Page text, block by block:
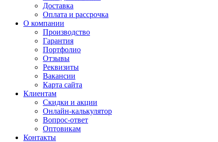
Доставка
Оплата и рассрочка
О компании
Производство
Гарантия
Портфолио
Отзывы
Реквизиты
Вакансии
Карта сайта
Клиентам
Скидки и акции
Онлайн-калькулятор
Вопрос-ответ
Оптовикам
Контакты